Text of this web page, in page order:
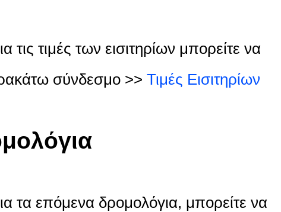
τις τιμές των εισιτηρίων μπορείτε να
σύνδεσμο >> Τιμές Εισιτηρίων
τα επόμενα δρομολόγια, μπορείτε να